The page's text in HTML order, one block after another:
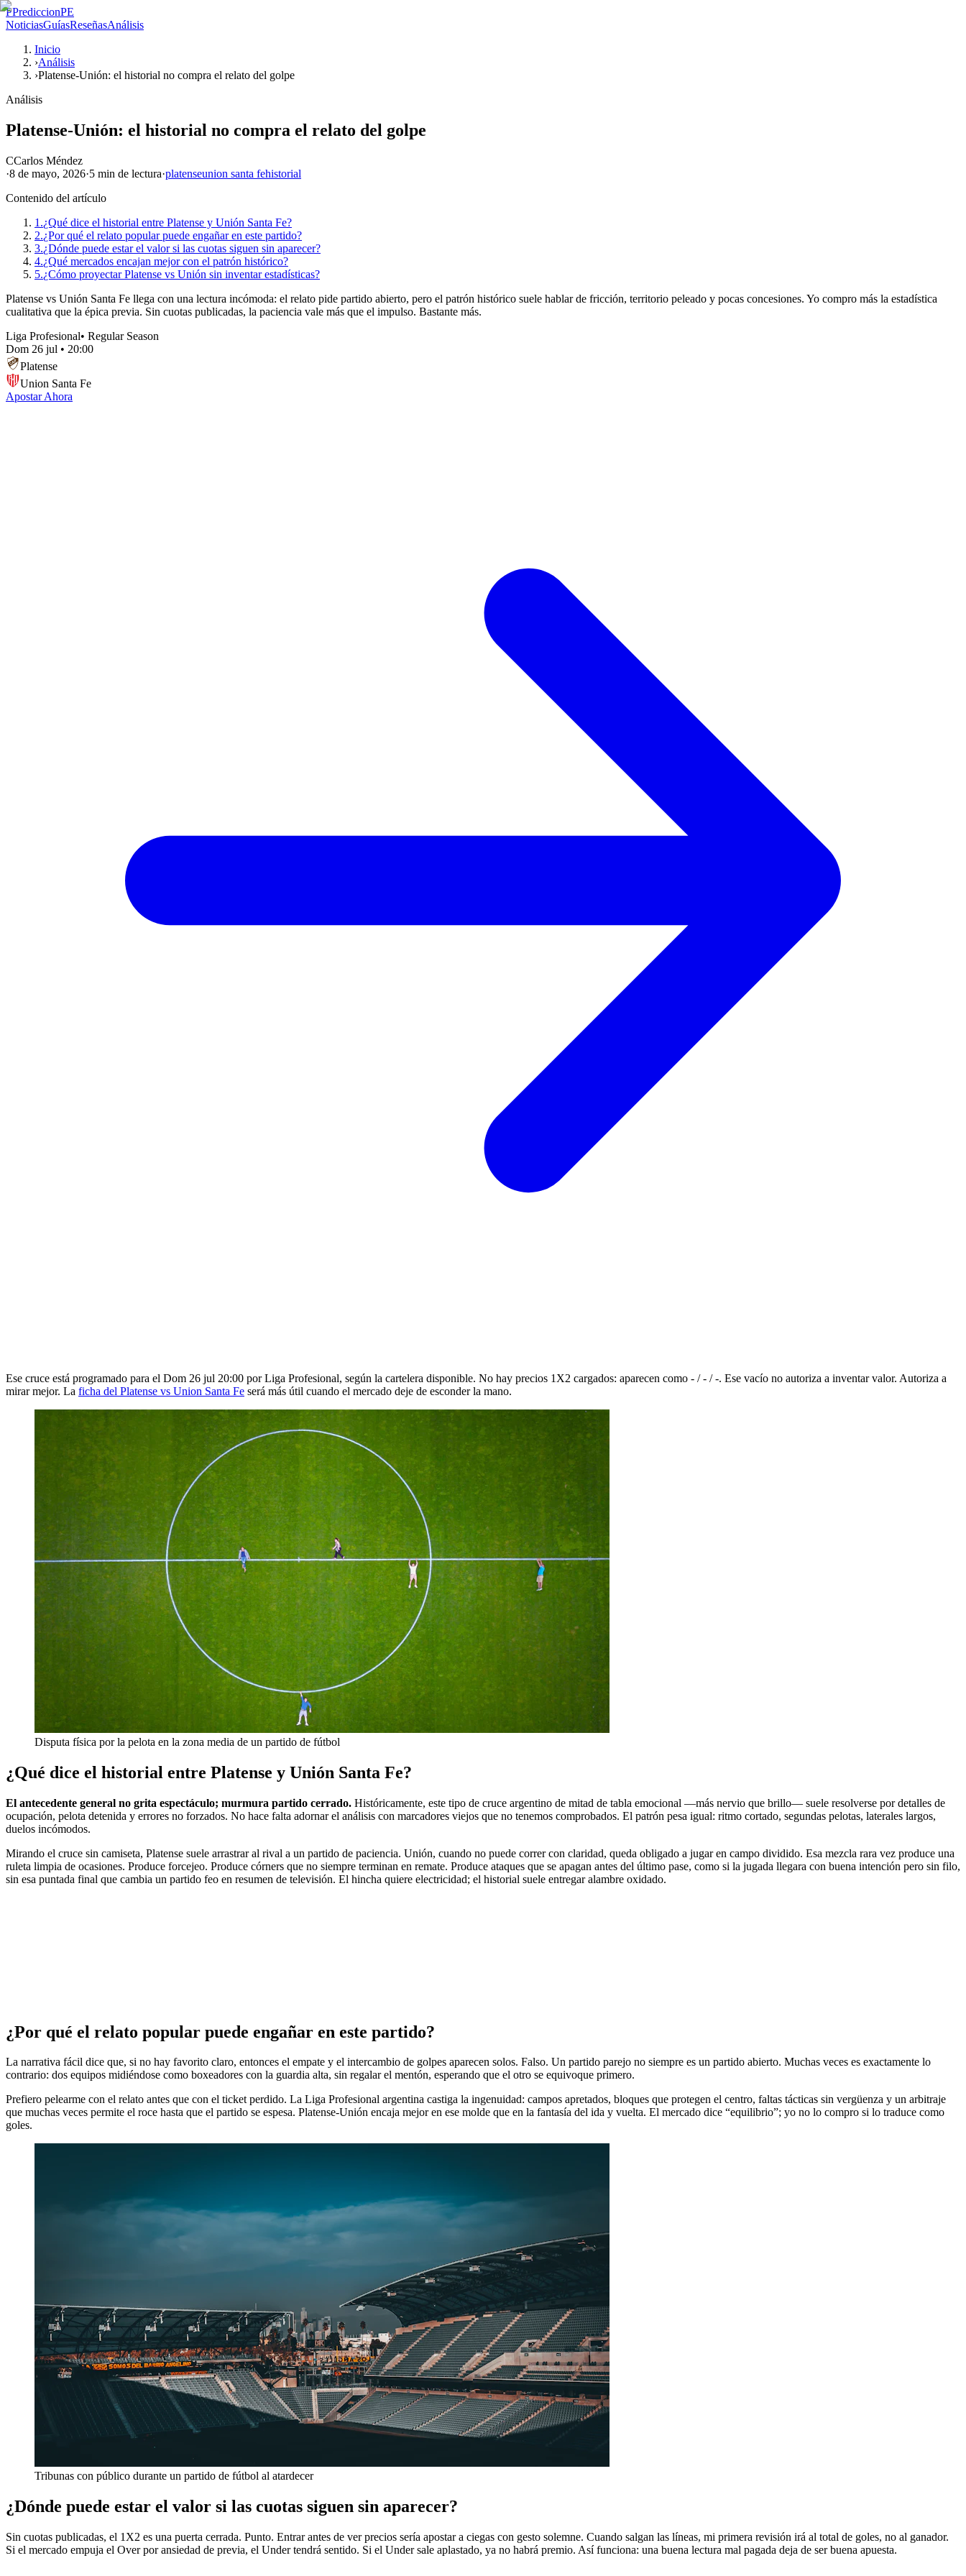
PPrediccionPE
NoticiasGuíasReseñasAnálisis
Inicio
›Análisis
›Platense-Unión: el historial no compra el relato del golpe
Análisis
Platense-Unión: el historial no compra el relato del golpe
CCarlos Méndez
·8 de mayo, 2026·5 min de lectura·platenseunion santa fehistorial
Contenido del artículo
1.¿Qué dice el historial entre Platense y Unión Santa Fe?
2.¿Por qué el relato popular puede engañar en este partido?
3.¿Dónde puede estar el valor si las cuotas siguen sin aparecer?
4.¿Qué mercados encajan mejor con el patrón histórico?
5.¿Cómo proyectar Platense vs Unión sin inventar estadísticas?
Platense vs Unión Santa Fe llega con una lectura incómoda: el relato pide partido abierto, pero el patrón histórico suele hablar de fricción, territorio peleado y pocas concesiones. Yo compro más la estadística
cualitativa que la épica previa. Sin cuotas publicadas, la paciencia vale más que el impulso. Bastante más.
Liga Profesional• Regular Season
Dom 26 jul • 20:00
Platense
Union Santa Fe
Apostar Ahora
Ese cruce está programado para el Dom 26 jul 20:00 por Liga Profesional, según la cartelera disponible. No hay precios 1X2 cargados: aparecen como - / - / -. Ese vacío no autoriza a inventar valor. Autoriza a
mirar mejor. La ficha del Platense vs Union Santa Fe será más útil cuando el mercado deje de esconder la mano.
Disputa física por la pelota en la zona media de un partido de fútbol
¿Qué dice el historial entre Platense y Unión Santa Fe?
El antecedente general no grita espectáculo; murmura partido cerrado. Históricamente, este tipo de cruce argentino de mitad de tabla emocional —más nervio que brillo— suele resolverse por detalles de
ocupación, pelota detenida y errores no forzados. No hace falta adornar el análisis con marcadores viejos que no tenemos comprobados. El patrón pesa igual: ritmo cortado, segundas pelotas, laterales largos,
duelos incómodos.
Mirando el cruce sin camiseta, Platense suele arrastrar al rival a un partido de paciencia. Unión, cuando no puede correr con claridad, queda obligado a jugar en campo dividido. Esa mezcla rara vez produce una
ruleta limpia de ocasiones. Produce forcejeo. Produce córners que no siempre terminan en remate. Produce ataques que se apagan antes del último pase, como si la jugada llegara con buena intención pero sin filo,
sin esa puntada final que cambia un partido feo en resumen de televisión. El hincha quiere electricidad; el historial suele entregar alambre oxidado.
¿Por qué el relato popular puede engañar en este partido?
La narrativa fácil dice que, si no hay favorito claro, entonces el empate y el intercambio de golpes aparecen solos. Falso. Un partido parejo no siempre es un partido abierto. Muchas veces es exactamente lo
contrario: dos equipos midiéndose como boxeadores con la guardia alta, sin regalar el mentón, esperando que el otro se equivoque primero.
Prefiero pelearme con el relato antes que con el ticket perdido. La Liga Profesional argentina castiga la ingenuidad: campos apretados, bloques que protegen el centro, faltas tácticas sin vergüenza y un arbitraje
que muchas veces permite el roce hasta que el partido se espesa. Platense-Unión encaja mejor en ese molde que en la fantasía del ida y vuelta. El mercado dice “equilibrio”; yo no lo compro si lo traduce como
goles.
Tribunas con público durante un partido de fútbol al atardecer
¿Dónde puede estar el valor si las cuotas siguen sin aparecer?
Sin cuotas publicadas, el 1X2 es una puerta cerrada. Punto. Entrar antes de ver precios sería apostar a ciegas con gesto solemne. Cuando salgan las líneas, mi primera revisión irá al total de goles, no al ganador.
Si el mercado empuja el Over por ansiedad de previa, el Under tendrá sentido. Si el Under sale aplastado, ya no habrá premio. Así funciona: una buena lectura mal pagada deja de ser buena apuesta.